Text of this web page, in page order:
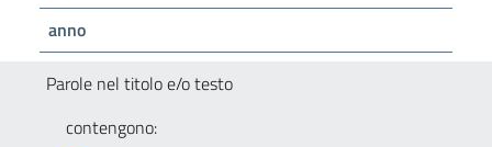
anno
Parole nel titolo e/o testo
contengono: